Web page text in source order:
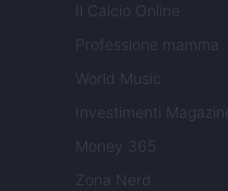
Il Calcio Online
Professione mamma
World Music
Investimenti Magazine
Money 365
Zona Nerd